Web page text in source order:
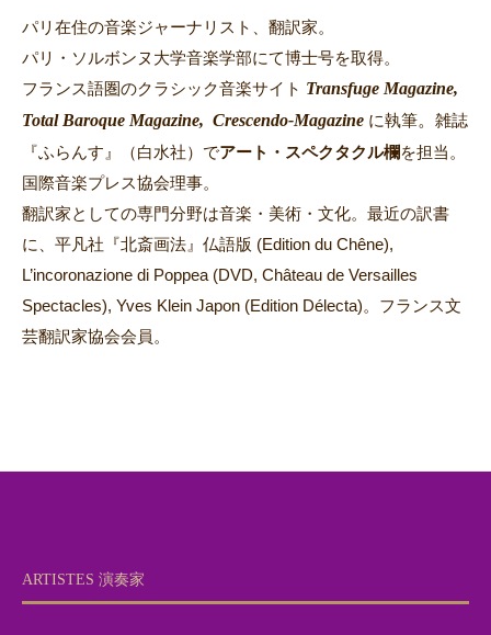
パリ在住の音楽ジャーナリスト、翻訳家。
パリ・ソルボンヌ大学音楽学部にて博士号を取得。
フランス語圏のクラシック音楽サイト Transfuge Magazine,
Total Baroque Magazine, Crescendo-Magazine に執筆。 雑誌
『ふらんす』（白水社）でアート・スペクタクル欄を担当。
国際音楽プレス協会理事。
翻訳家としての専門分野は音楽・美術・文化。最近の訳書
に、平凡社『北斎画法』仏語版 (Edition du Chêne),
L’incoronazione di Poppea (DVD, Château de Versailles
Spectacles), Yves Klein Japon (Edition Délecta)。フランス文
芸翻訳家協会会員。
ARTISTES 演奏家